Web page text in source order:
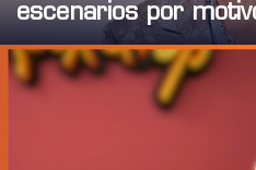
escenarios por